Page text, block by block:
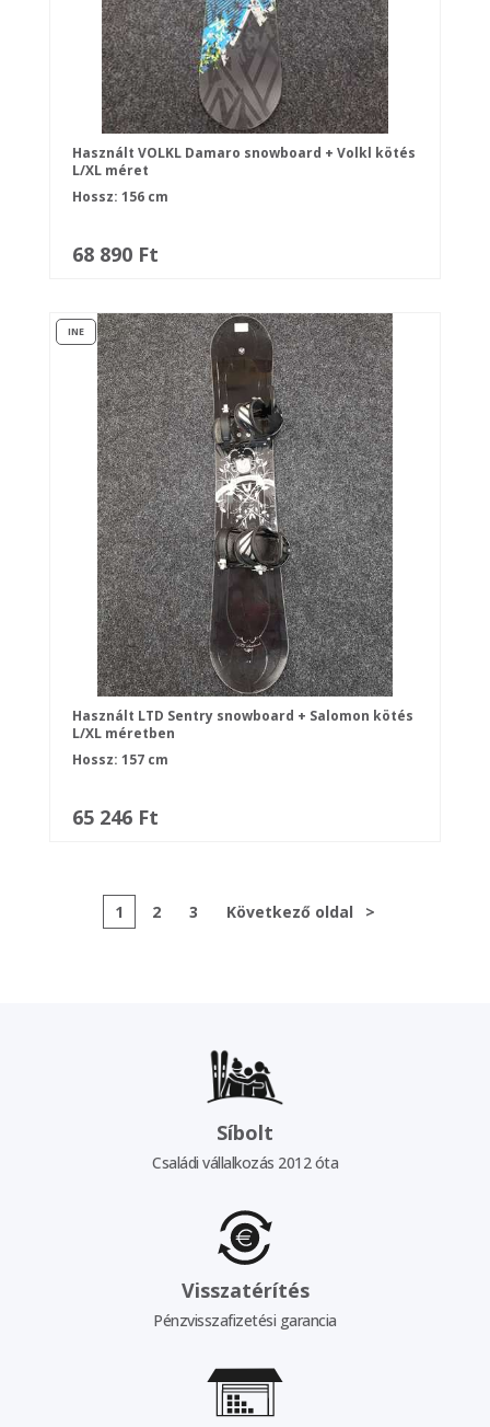
Használt VOLKL Damaro snowboard + Volkl kötés
L/XL méret
Hossz: 156 cm
68 890 Ft
INE
Használt LTD Sentry snowboard + Salomon kötés
L/XL méretben
Hossz: 157 cm
65 246 Ft
1 2 3 Következő oldal >
Síbolt
Családi vállalkozás 2012 óta
Visszatérítés
Pénzvisszafizetési garancia